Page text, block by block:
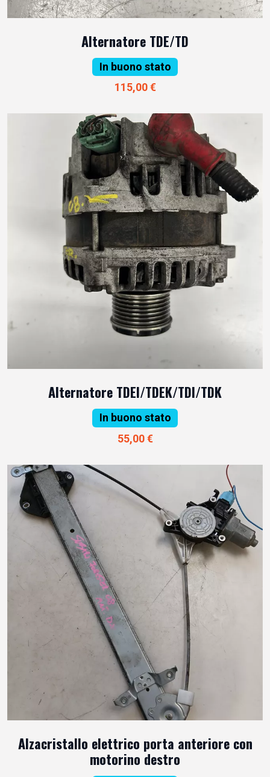
Alternatore TDE/TD
In buono stato
115,00 €
Alternatore TDEI/TDEK/TDI/TDK
In buono stato
55,00 €
Alzacristallo elettrico porta anteriore con
motorino destro